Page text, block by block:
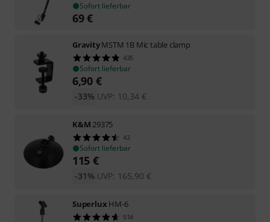
Sofort lieferbar
69€
GravityMSTM 1B Mic table clamp
435
Sofort lieferbar
6,90 €
UVP: 10,34 €
-33%
K&M 29375
42
Sofort lieferbar
115 €
UVP: 165,90 €
-31%
Superlux HM-6
514